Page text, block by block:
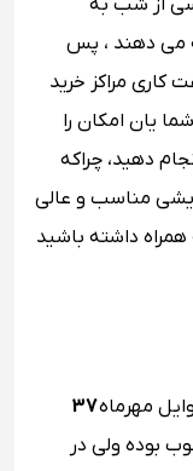
از شب به
می دهند ، پس
کاری مراکز خرید
یان امکان را
دهید، چراکه
مناسب و عالی
داشته باشید
مهرماه37
بوده ولی در